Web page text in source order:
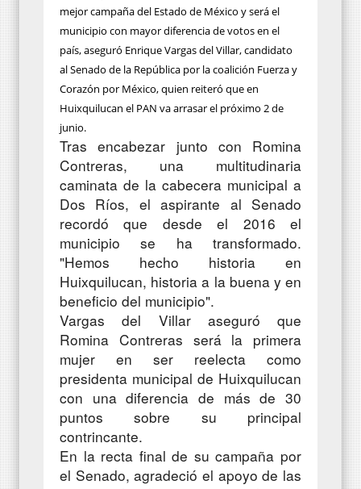
mejor campaña del Estado de México y será el
municipio con mayor diferencia de votos en el
país, aseguró Enrique Vargas del Villar, candidato
al Senado de la República por la coalición Fuerza y
Corazón por México, quien reiteró que en
Huixquilucan el PAN va arrasar el próximo 2 de
junio.
Tras encabezar junto con Romina
Contreras, una multitudinaria
caminata de la cabecera municipal a
Dos Ríos, el aspirante al Senado
recordó que desde el 2016 el
municipio se ha transformado.
"Hemos hecho historia en
Huixquilucan, historia a la buena y en
beneficio del municipio".
Vargas del Villar aseguró que
Romina Contreras será la primera
mujer en ser reelecta como
presidenta municipal de Huixquilucan
con una diferencia de más de 30
puntos sobre su principal
contrincante.
En la recta final de su campaña por
el Senado, agradeció el apoyo de las